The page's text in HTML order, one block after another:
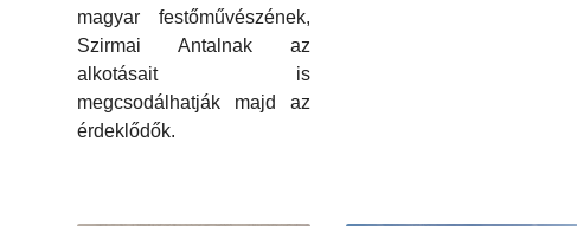
magyar festőművészének,
Szirmai Antalnak az
alkotásait is
megcsodálhatják majd az
érdeklődők.